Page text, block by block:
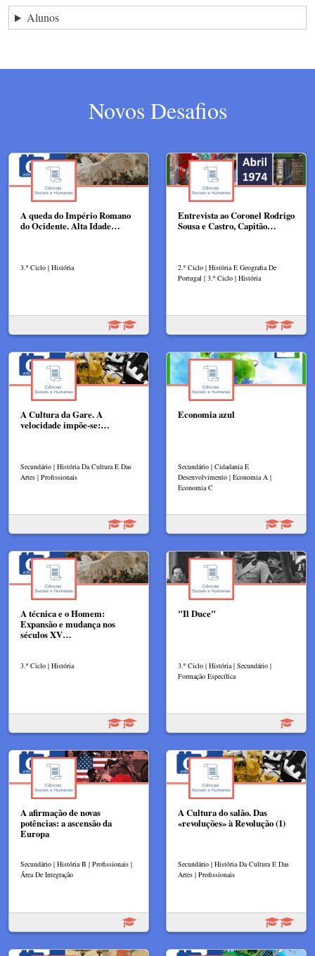
Alunos
Novos Desafios
A queda do Império Romano
do Ocidente. Alta Idade…
3.º Ciclo | História
Entrevista ao Coronel Rodrigo
Sousa e Castro, Capitão…
2.º Ciclo | História E Geografia De
Portugal | 3.º Ciclo | História
A Cultura da Gare. A
velocidade impõe-se:…
Secundário | História Da Cultura E Das
Artes | Profissionais
Economia azul
Secundário | Cidadania E
Desenvolvimento | Economia A |
Economia C
A técnica e o Homem:
Expansão e mudança nos
séculos XV…
3.º Ciclo | História
"Il Duce"
3.º Ciclo | História | Secundário |
Formação Específica
A afirmação de novas
potências: a ascensão da
Europa
Secundário | História B | Profissionais |
Área De Integração
A Cultura do salão. Das
«revoluções» à Revolução (1)
Secundário | História Da Cultura E Das
Artes | Profissionais